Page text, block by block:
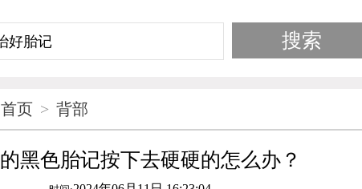
首页 > 背部
黑色胎记按下去硬硬的怎么办？